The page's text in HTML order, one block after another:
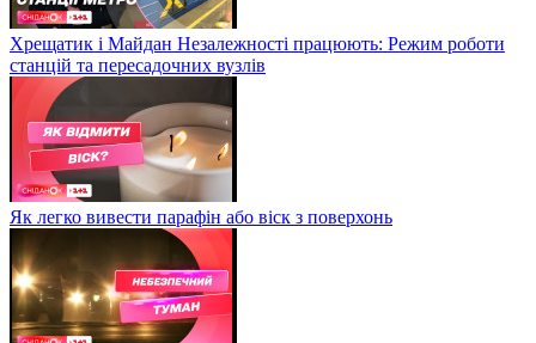
Хрещатик і Майдан Незалежності працюють: Режим роботи
станцій та пересадочних вузлів
Як легко вивести парафін або віск з поверхонь